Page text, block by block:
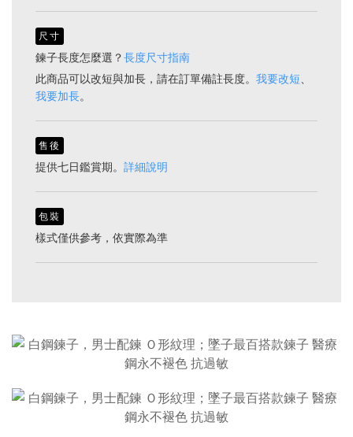
尺寸
鍊子長度怎麼選？長度尺寸指南
此商品可以改短與加長，請在訂單備註長度。 我要改短、
我要加長。
售後
提供七日鑑賞期。 詳細說明
包裝
樣式僅供參考，依實際為準